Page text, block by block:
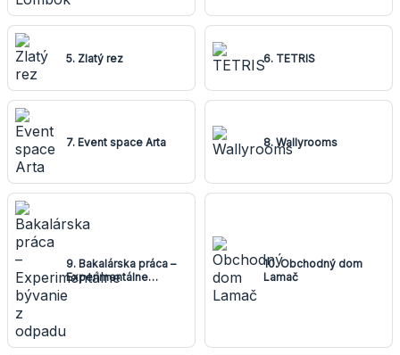
5. Zlatý rez 6. TETRIS
7. Event space Arta 8. Wallyrooms
9. Bakalárska práca –
Experimentálne
bývanie z odpadu
10. Obchodný dom
Lamač